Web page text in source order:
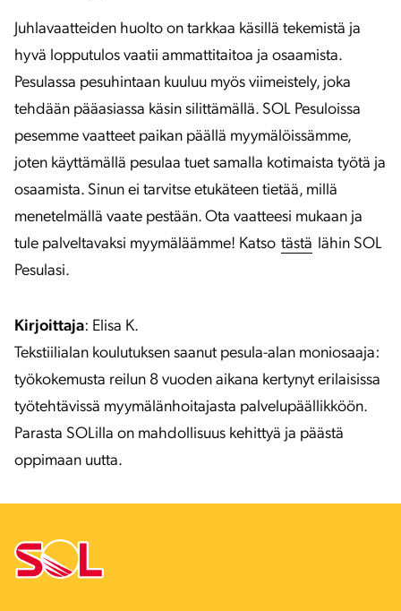
Juhlavaatteiden huolto on tarkkaa käsillä tekemistä ja
hyvä lopputulos vaatii ammattitaitoa ja osaamista.
Pesulassa pesuhintaan kuuluu myös viimeistely, joka
tehdään pääasiassa käsin silittämällä. SOL Pesuloissa
pesemme vaatteet paikan päällä myymälöissämme,
joten käyttämällä pesulaa tuet samalla kotimaista työtä ja
osaamista. Sinun ei tarvitse etukäteen tietää, millä
menetelmällä vaate pestään. Ota vaatteesi mukaan ja
tule palveltavaksi myymäläämme! Katso tästä lähin SOL
Pesulasi.
Kirjoittaja: Elisa K.
Tekstiilialan koulutuksen saanut pesula-alan moniosaaja:
työkokemusta reilun 8 vuoden aikana kertynyt erilaisissa
työtehtävissä myymälänhoitajasta palvelupäällikköön.
Parasta SOLilla on mahdollisuus kehittyä ja päästä
oppimaan uutta.